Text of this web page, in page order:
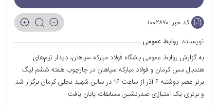
کد خبر: ۱۰۰۲۸۷۰
نویسنده: روابط عمومی
به گزارش روابط عمومی باشگاه فولاد مبارکه سپاهان، دیدار تیم‌های
هندبال مس کرمان و فولاد مبارکه سپاهان در چارچوب هفته ششم لیگ
برتر عصر دوشنبه ۶ آذر از ساعت ۱۶ در سالن شهید تجلی کرمان برگزار شد
و برتری یک امتیازی صدرنشین مسابقات پایان یافت.